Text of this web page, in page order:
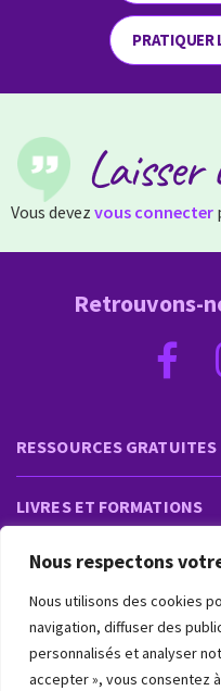
Nous respectons
Nous utilisons des cookies
navigation, diffuser des
personnalisés et analyser
accepter », vous consentez
PRATIQUER
Laisser
Vous devez vous connecter
RESSOURCES GRATUITES
LIVRES ET FORMATIONS
PRESTATIONS ET
VIVRE INTUITIF
Retrouvons-